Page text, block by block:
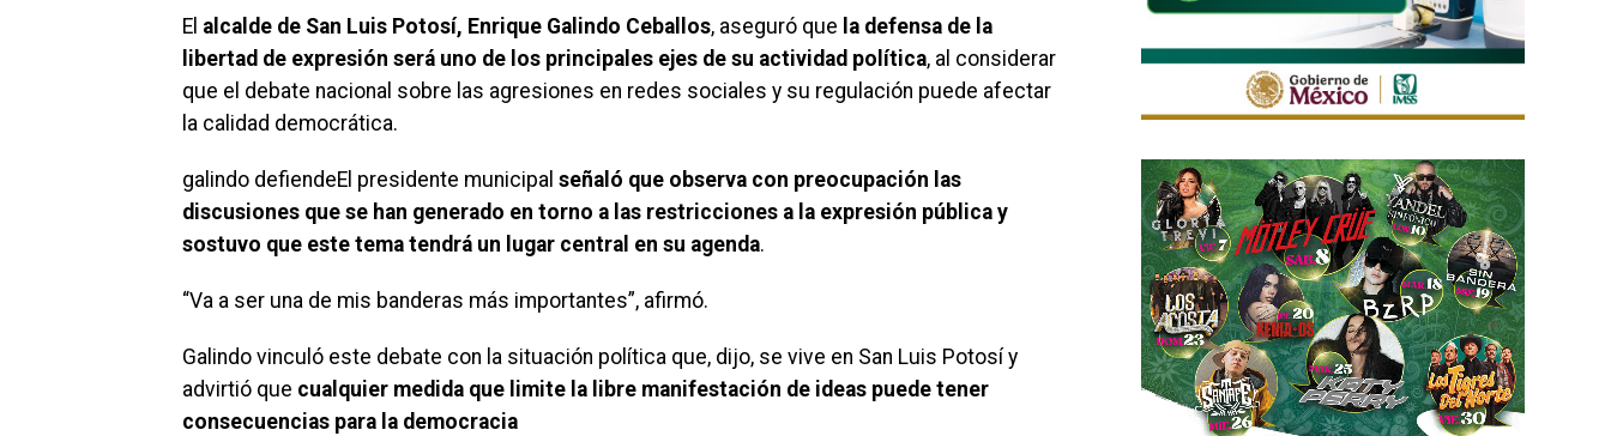
El alcalde de San Luis Potosí, Enrique Galindo Ceballos, aseguró que la defensa de la
libertad de expresión será uno de los principales ejes de su actividad política, al considerar
que el debate nacional sobre las agresiones en redes sociales y su regulación puede afectar
la calidad democrática.
galindo defiendeEl presidente municipal señaló que observa con preocupación las
discusiones que se han generado en torno a las restricciones a la expresión pública y
sostuvo que este tema tendrá un lugar central en su agenda.
“Va a ser una de mis banderas más importantes”, afirmó.
Galindo vinculó este debate con la situación política que, dijo, se vive en San Luis Potosí y
advirtió que cualquier medida que limite la libre manifestación de ideas puede tener
consecuencias para la democracia